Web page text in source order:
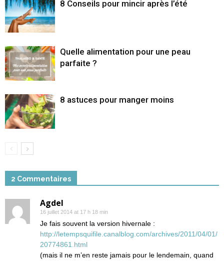
8 Conseils pour mincir après l’été
Quelle alimentation pour une peau
parfaite ?
8 astuces pour manger moins
2 Commentaires
Agdel
16 juillet 2014 at 17 h 18 min
Je fais souvent la version hivernale :
http://letempsquifile.canalblog.com/archives/2011/04/01/
20774861.html
(mais il ne m’en reste jamais pour le lendemain, quand